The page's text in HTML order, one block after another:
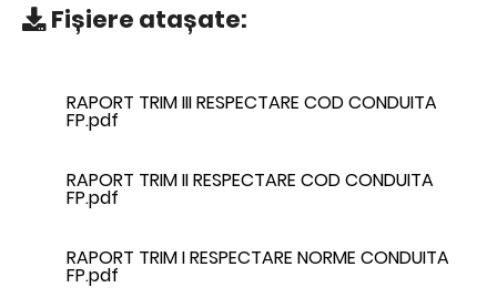
Fișiere atașate:
RAPORT TRIM III RESPECTARE COD CONDUITA
FP.pdf
RAPORT TRIM II RESPECTARE COD CONDUITA
FP.pdf
RAPORT TRIM I RESPECTARE NORME CONDUITA
FP.pdf